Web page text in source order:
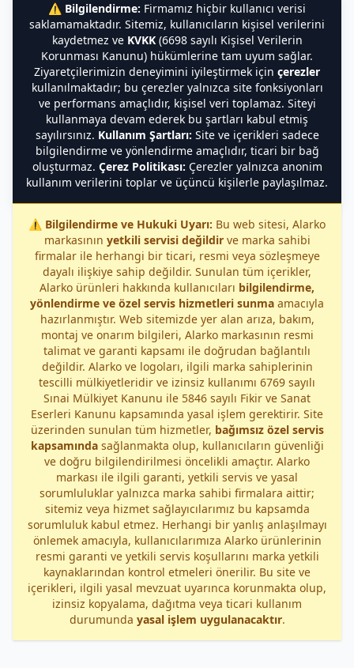
⚠️ Bilgilendirme: Firmamız hiçbir kullanıcı verisi
saklamamaktadır. Sitemiz, kullanıcıların kişisel verilerini
kaydetmez ve KVKK(6698 sayılı Kişisel Verilerin
Korunması Kanunu) hükümlerine tam uyum sağlar.
Ziyaretçilerimizin deneyimini iyileştirmek için çerezler
kullanılmaktadır; bu çerezler yalnızca site fonksiyonları
ve performans amaçlıdır, kişisel veri toplamaz. Siteyi
kullanmaya devam ederek bu şartları kabul etmiş
sayılırsınız. Kullanım Şartları: Site ve içerikleri sadece
bilgilendirme ve yönlendirme amaçlıdır, ticari bir bağ
oluşturmaz. Çerez Politikası: Çerezler yalnızca anonim
kullanım verilerini toplar ve üçüncü kişilerle paylaşılmaz.
⚠️ Bilgilendirme ve Hukuki Uyarı: Bu web sitesi, Alarko
markasının yetkili servisi değildirve marka sahibi
firmalar ile herhangi bir ticari, resmi veya sözleşmeye
dayalı ilişkiye sahip değildir. Sunulan tüm içerikler,
Alarko ürünleri hakkında kullanıcıları bilgilendirme,
yönlendirme ve özel servis hizmetleri sunma amacıyla
hazırlanmıştır. Web sitemizde yer alan arıza, bakım,
montaj ve onarım bilgileri, Alarko markasının resmi
talimat ve garanti kapsamı ile doğrudan bağlantılı
değildir. Alarko ve logoları, ilgili marka sahiplerinin
tescilli mülkiyetleridir ve izinsiz kullanımı 6769 sayılı
Sınai Mülkiyet Kanunu ile 5846 sayılı Fikir ve Sanat
Eserleri Kanunu kapsamında yasal işlem gerektirir. Site
üzerinden sunulan tüm hizmetler, bağımsız özel servis
kapsamındasağlanmakta olup, kullanıcıların güvenliği
ve doğru bilgilendirilmesi öncelikli amaçtır. Alarko
markası ile ilgili garanti, yetkili servis ve yasal
sorumluluklar yalnızca marka sahibi firmalara aittir;
sitemiz veya hizmet sağlayıcılarımız bu kapsamda
sorumluluk kabul etmez. Herhangi bir yanlış anlaşılmayı
önlemek amacıyla, kullanıcılarımıza Alarko ürünlerinin
resmi garanti ve yetkili servis koşullarını marka yetkili
kaynaklarından kontrol etmeleri önerilir. Bu site ve
içerikleri, ilgili yasal mevzuat uyarınca korunmakta olup,
izinsiz kopyalama, dağıtma veya ticari kullanım
durumunda yasal işlem uygulanacaktır.